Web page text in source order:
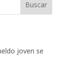
Buscar
joven se